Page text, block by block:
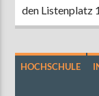
den Listenplatz
HOCHSCHULE